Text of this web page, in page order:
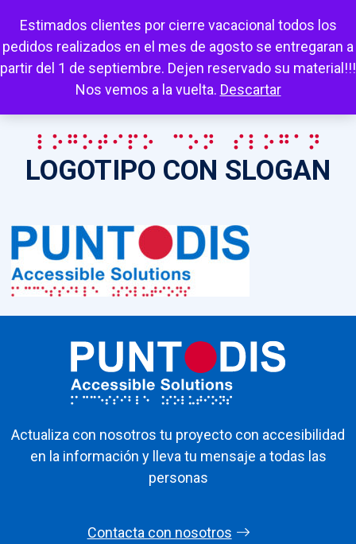
Estimados clientes por cierre vacacional todos los
pedidos realizados en el mes de agosto se entregaran a
partir del 1 de septiembre. Dejen reservado su material!!!
Nos vemos a la vuelta. Descartar
Mi cuenta Carrito Favoritos Escuchar
LOGOTIPO CON SLOGAN
LOGOTIPO CON SLOGAN
Actualiza con nosotros tu proyecto con accesibilidad
en la información y lleva tu mensaje a todas las
personas
Contacta con nosotros